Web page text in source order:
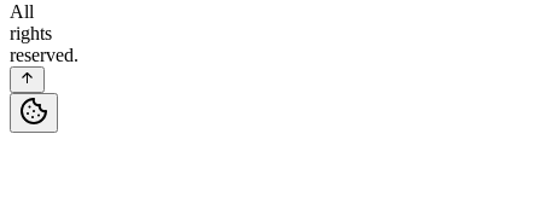
All
rights
reserved.